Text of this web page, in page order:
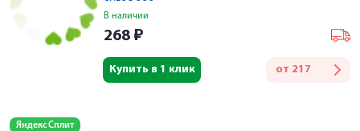
В наличии
268 ₽
от 217
Купить в 1 клик
Яндекс Сплит